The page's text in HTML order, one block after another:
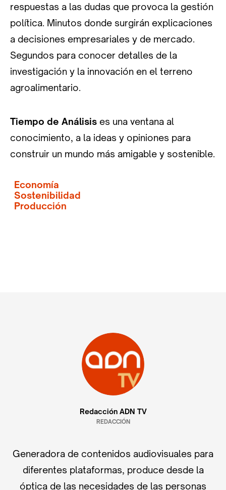
respuestas a las dudas que provoca la gestión
política. Minutos donde surgirán explicaciones
a decisiones empresariales y de mercado.
Segundos para conocer detalles de la
investigación y la innovación en el terreno
agroalimentario.
Tiempo de Análisis es una ventana al
conocimiento, a la ideas y opiniones para
construir un mundo más amigable y sostenible.
Economía
Sostenibilidad
Producción
Redacción ADN TV
REDACCIÓN
Generadora de contenidos audiovisuales para
diferentes plataformas, produce desde la
óptica de las necesidades de las personas